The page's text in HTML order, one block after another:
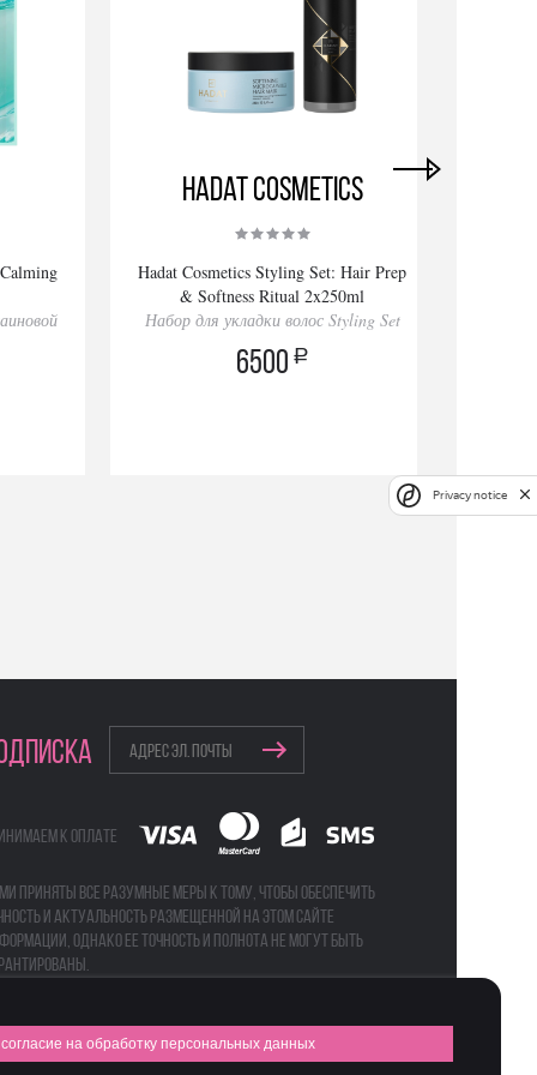
Hadat Cosmetics
Hadat Cosmetics Styling Set: Hair Prep
& Softness Ritual 2x250ml
Набор для укладки волос Styling Set
6500 a
к оплате
приняты все разумные меры к тому, чтобы обеспечить
и актуальность размещенной на этом сайте
однако ее точность и полнота не могут быть
Бьюти-боксы
на обработку персональных данных
Privacy notice